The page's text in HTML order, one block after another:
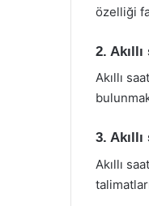
özelliği
2.
Akıllı
3.
Akıllı